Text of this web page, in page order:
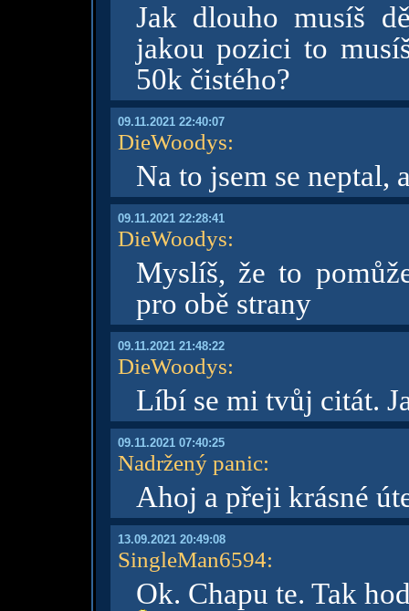
Jak dlouho musíš
jakou pozici to
50k čistého?
09.11.2021 22:40:07
DieWoodys:
Na to jsem se neptal,
09.11.2021 22:28:41
DieWoodys:
Myslíš, že to
pro obě strany
09.11.2021 21:48:22
DieWoodys:
Líbí se mi tvůj citát.
09.11.2021 07:40:25
Nadržený panic:
Ahoj a přeji krásné
13.09.2021 20:49:08
SingleMan6594:
Ok. Chapu te. Tak